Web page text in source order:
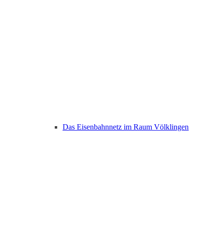
Das Eisenbahnnetz im Raum Völklingen